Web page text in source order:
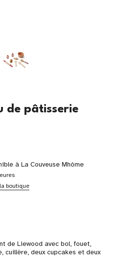
de pâtisserie
à La Couveuse Mhôme
boutique
de Liewood avec bol, fouet,
cuillère, deux cupcakes et deux